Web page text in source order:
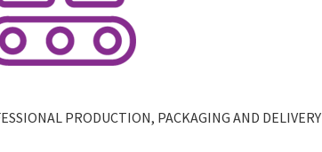
PRODUCTION, PACKAGING AND DELIVERY